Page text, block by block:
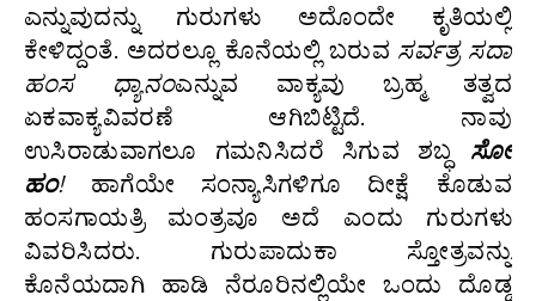
ಎನ್ನುವುದನ್ನು ಗುರುಗಳು ಅದೊಂದೇ ಕೃತಿಯಲ್ಲಿ
ಕೇಳಿದ್ದಂತೆ. ಅದರಲ್ಲೂ ಕೊನೆಯಲ್ಲಿ ಬರುವ ಸರ್ವತ್ರ ಸದಾ
ಹಂಸ ಧ್ಯಾನಂಎನ್ನುವ ವಾಕ್ಯವು ಬ್ರಹ್ಮ ತತ್ವದ
ಏಕವಾಕ್ಯವಿವರಣೆ ಆಗಿಬಿಟ್ಟಿದೆ. ನಾವು
ಉಸಿರಾಡುವಾಗಲೂ ಗಮನಿಸಿದರೆ ಸಿಗುವ ಶಬ್ಧ ಸೋ
ಹಂ! ಹಾಗೆಯೇ ಸಂನ್ಯಾಸಿಗಳಿಗೂ ದೀಕ್ಷೆ ಕೊಡುವ
ಹಂಸಗಾಯತ್ರಿ ಮಂತ್ರವೂ ಅದೆ ಎಂದು ಗುರುಗಳು
ವಿವರಿಸಿದರು. ಗುರುಪಾದುಕಾ ಸ್ತೋತ್ರವನ್ನು
ಕೊನೆಯದಾಗಿ ಹಾಡಿ ನೆರೂರಿನಲ್ಲಿಯೇ ಒಂದು ದೊಡ್ಡ